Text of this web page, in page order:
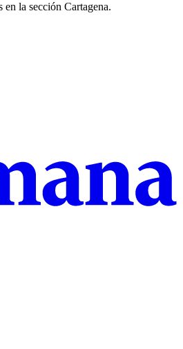
en la sección Cartagena.